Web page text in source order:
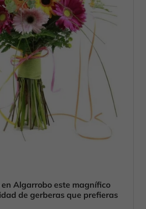
Algarrobo este magnífico
de gerberas que prefieras